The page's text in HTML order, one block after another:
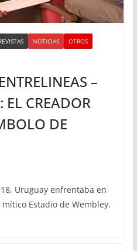
NOTICIAS
OTROS
–
EL CREADOR
DE
Uruguay enfrentaba en
Estadio de Wembley.